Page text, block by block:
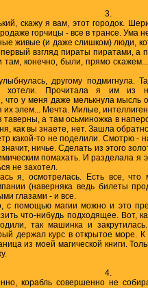
3.
скажу я вам, этот городок.
горчицы - все в трансе. Ума
живые (и даже слишком) люди,
взгляд пираты пиратами, а
там, конечно, были, прямо
другому подмигнула.
хотели. Прочитала я им из
что у меня даже мелькнула мысль
их элем... Мечта. Милые,
а там осьминожка в
как вы знаете, нет. Зашла
какой-то не поделили. Смотрю -
ничье. Сделать из этого
помахать. И разделала я
не захотел.
я, осмотрелась. Есть все, что
(наверняка ведь билеты
глазами - и все.
помощью магии можно и это
что-нибудь подходящее. Вот,
так машинка и
держал курс в открытое море.
из моей магической книги.
4.
корабль совершенно не